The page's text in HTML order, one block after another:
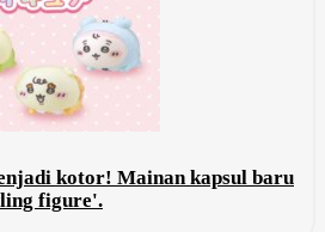
kotor! Mainan kapsul baru
figure'.